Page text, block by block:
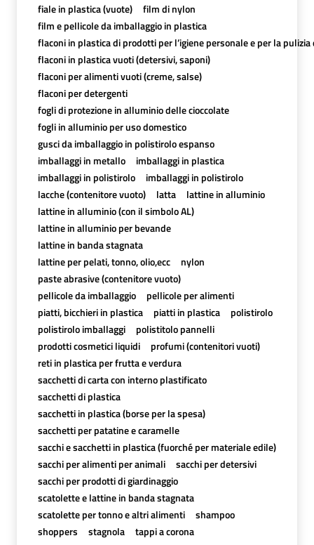
fiale in plastica (vuote)
film di nylon
film e pellicole da imballaggio in plastica
flaconi in plastica di prodotti per l’igiene personale e per la pulizia
flaconi in plastica vuoti (detersivi, saponi)
flaconi per alimenti vuoti (creme, salse)
flaconi per detergenti
fogli di protezione in alluminio delle cioccolate
fogli in alluminio per uso domestico
gusci da imballaggio in polistirolo espanso
imballaggi in metallo
imballaggi in plastica
imballaggi in polistirolo
imballaggi in polistirolo
lacche (contenitore vuoto)
latta
lattine in alluminio
lattine in alluminio (con il simbolo AL)
lattine in alluminio per bevande
lattine in banda stagnata
lattine per pelati, tonno, olio,ecc
nylon
paste abrasive (contenitore vuoto)
pellicole da imballaggio
pellicole per alimenti
piatti, bicchieri in plastica
piatti in plastica
polistirolo
polistirolo imballaggi
polistitolo pannelli
prodotti cosmetici liquidi
profumi (contenitori vuoti)
reti in plastica per frutta e verdura
sacchetti di carta con interno plastificato
sacchetti di plastica
sacchetti in plastica (borse per la spesa)
sacchetti per patatine e caramelle
sacchi e sacchetti in plastica (fuorché per materiale edile)
sacchi per alimenti per animali
sacchi per detersivi
sacchi per prodotti di giardinaggio
scatolette e lattine in banda stagnata
scatolette per tonno e altri alimenti
shampoo
shoppers
stagnola
tappi a corona